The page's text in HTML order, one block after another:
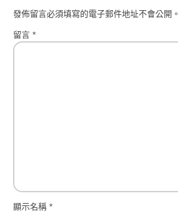
發佈留言必須填寫的電子郵件地址不會公開。
留言*
顯示名稱*